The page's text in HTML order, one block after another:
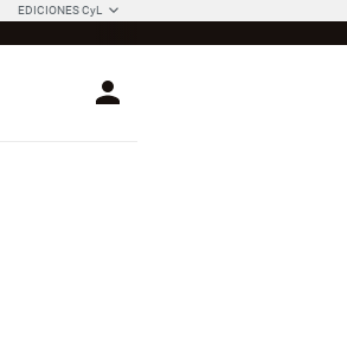
EDICIONES CyL
Login